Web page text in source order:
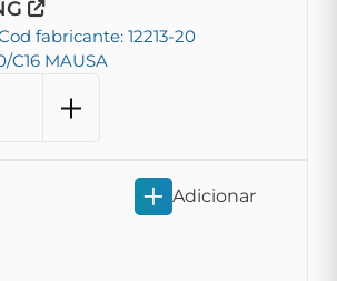
fabricante: 12213-20
C16 MAUSA
Adicionar